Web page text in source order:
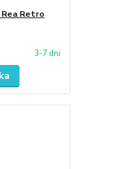
Retro
3-7 dni